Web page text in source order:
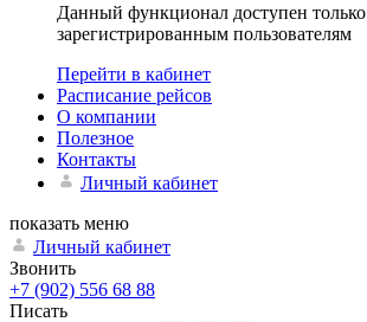
Данный функционал доступен только
зарегистрированным пользователям
Перейти в кабинет
Расписание рейсов
О компании
Полезное
Контакты
Личный кабинет
показать меню
Личный кабинет
Звонить
+7 (902) 556 68 88
Писать